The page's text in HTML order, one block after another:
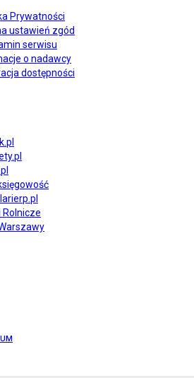
Prywatności
ustawień zgód
serwisu
o nadawcy
dostępności
Rolnicze